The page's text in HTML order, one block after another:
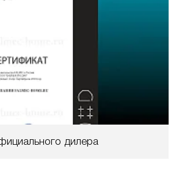
дилера